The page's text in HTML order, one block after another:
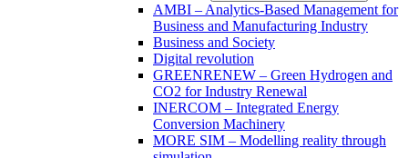
AMBI – Analytics-Based Management for
Business and Manufacturing Industry
Business and Society
Digital revolution
GREENRENEW – Green Hydrogen and
CO2 for Industry Renewal
INERCOM – Integrated Energy
Conversion Machinery
MORE SIM – Modelling reality through